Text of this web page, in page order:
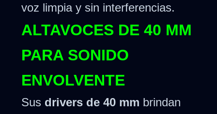
voz limpia y sin interferencias.
ALTAVOCES DE 40 MM
PARA SONIDO
ENVOLVENTE
Sus drivers de 40 mm brindan